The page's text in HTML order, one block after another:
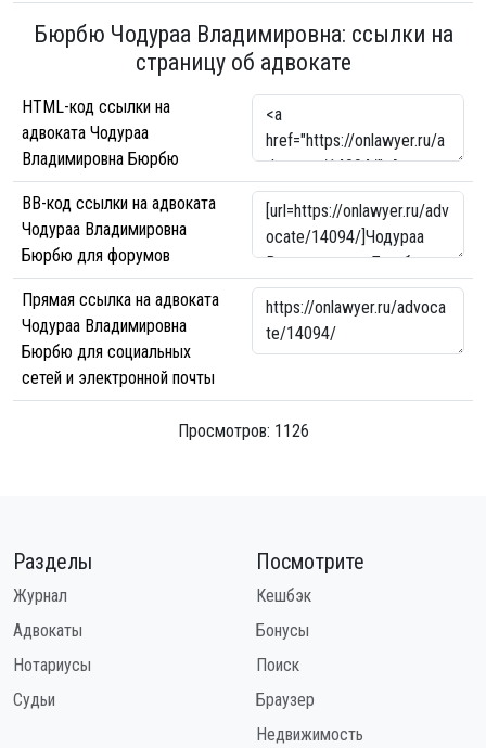
Бюрбю Чодураа Владимировна: ссылки на
страницу об адвокате
HTML-код ссылки на
адвоката Чодураа
Владимировна Бюрбю
BB-код ссылки на адвоката
Чодураа Владимировна
Бюрбю для форумов
Прямая ссылка на адвоката
Чодураа Владимировна
Бюрбю для социальных
сетей и электронной почты
Просмотров: 1126
Разделы
Журнал
Адвокаты
Нотариусы
Судьи
Посмотрите
Кешбэк
Бонусы
Поиск
Браузер
Недвижимость